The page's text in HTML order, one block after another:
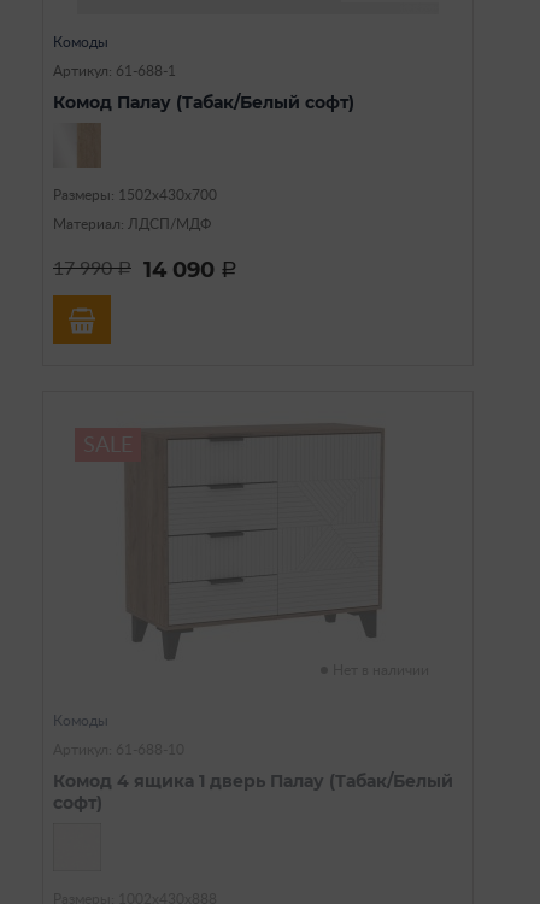
Комоды
Артикул: 61-688-1
Комод Палау (Табак/Белый софт)
Размеры: 1502х430х700
Материал: ЛДСП/МДФ
17 990a 14 090 a
Комоды
Комод 4 ящика 1 дверь Палау (Табак/Белый
софт)